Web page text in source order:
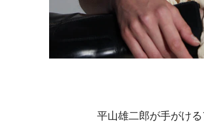
平山雄二郎が手がける